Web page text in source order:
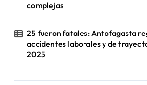
complejas
25 fueron fatales: Antofagasta
accidentes laborales y de
2025